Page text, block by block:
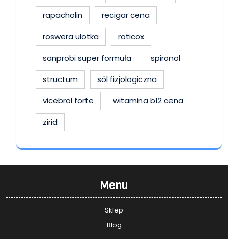
rapacholin
recigar cena
roswera ulotka
roticox
sanprobi super formuła
spironol
structum
sól fizjologiczna
vicebrol forte
witamina b12 cena
zirid
Menu
Sklep
Blog